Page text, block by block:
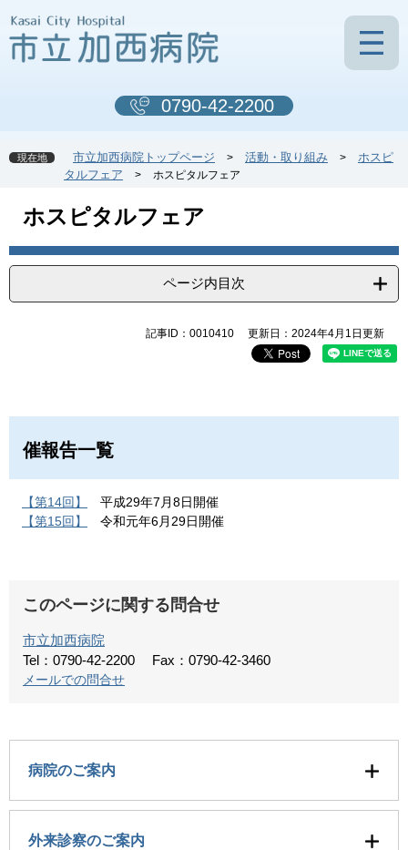
ー
ジ
。
ニ
ュ
て
0790-42-2200
現在地 市立加西病院トップページ > 活動・取り組み >
ホスピ
タルフェア
> ホスピタルフェア
ホスピタルフェア
ページ内目次
記事ID：0010410 更新日：2024年4月1日更新
催報告一覧
【第14回】
平成29年7月8日開催
【第15回】
令和元年6月29日開催
このページに関する問合せ
市立加西病院
Tel：0790-42-2200
Fax：0790-42-3460
メールでの問合せ
病院のご案内
外来診察のご案内